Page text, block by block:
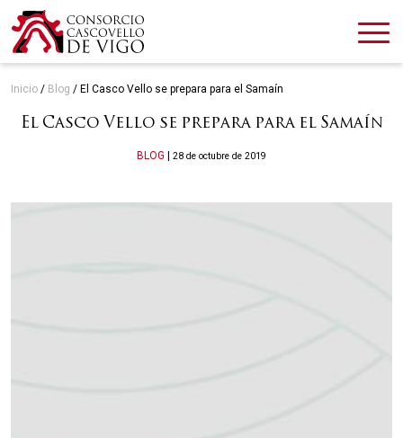
Inicio / Blog / El Casco Vello se prepara para el Samaín
El Casco Vello se prepara para el Samaín
Categories
BLOG 28 de octubre de 2019